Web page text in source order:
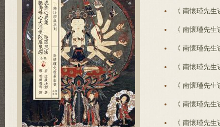
《 南懷瑾先
《 南懷瑾先
《 南懷瑾先
《 南懷瑾先
《 南懷瑾先
《 南懷瑾先
《 南懷瑾先